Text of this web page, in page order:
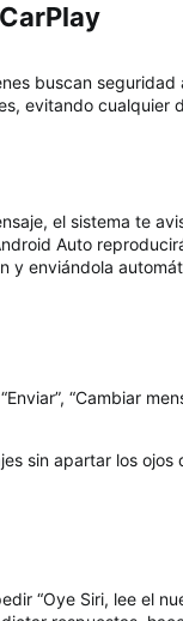
buscan
evitando cualquier
el sistema te
Auto
y enviándola
“Cambiar
sin apartar los
“Oye Siri, lee el